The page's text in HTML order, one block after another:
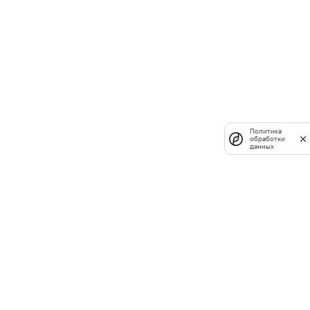
Политика
обработки
данных